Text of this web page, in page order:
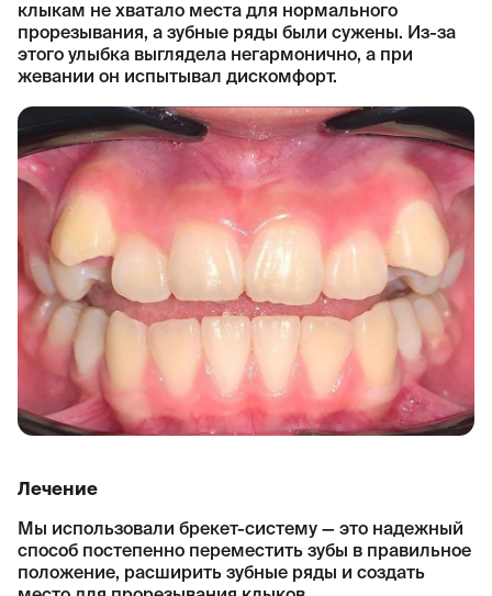
клыкам не хватало места для нормального
прорезывания, а зубные ряды были сужены. Из-за
этого улыбка выглядела негармонично, а при
жевании он испытывал дискомфорт.
Лечение
Мы использовали брекет-систему — это надежный
способ постепенно переместить зубы в правильное
положение, расширить зубные ряды и создать